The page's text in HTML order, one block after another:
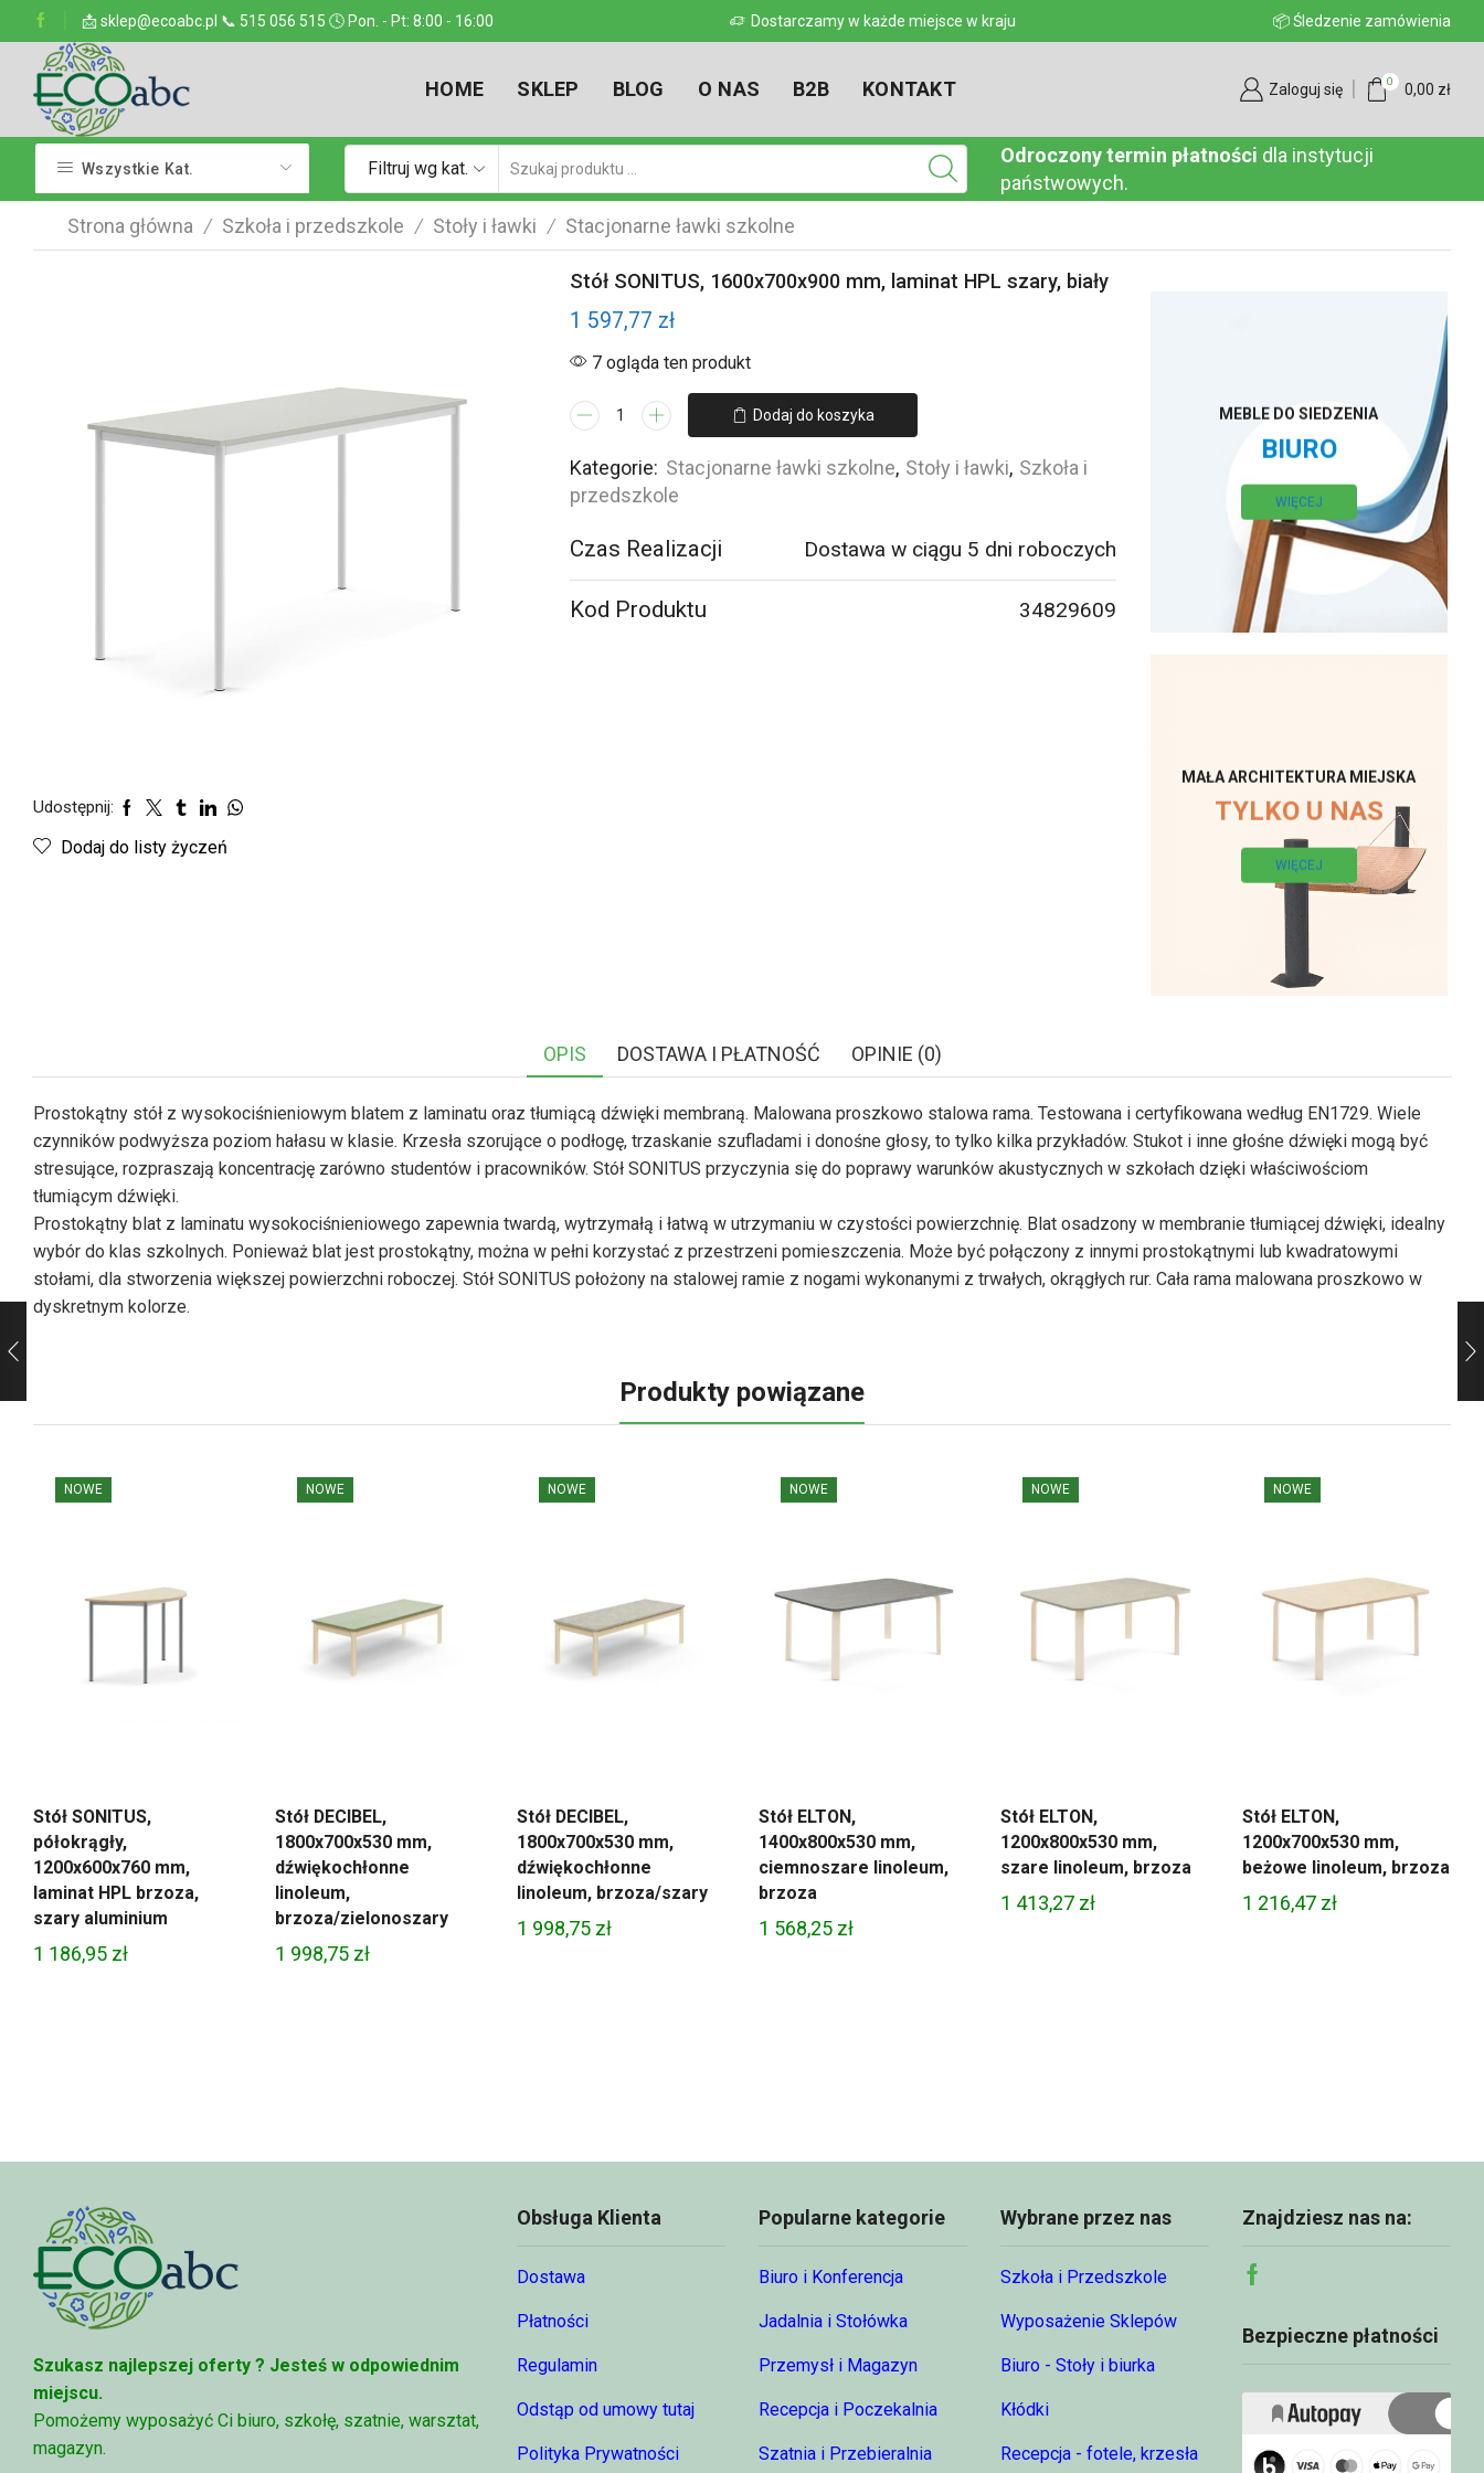
📩 sklep@ecoabc.pl 📞 515 056 515 🕓 Pon. - Pt: 8:00 - 16:00
w kraju Dostarczamy w każde miejsce w kraju Dostarczamy w każde miejsce w kraju 📦 Śledzenie zamówienia
HOME SKLEP BLOG O NAS B2B KONTAKT Zaloguj się 0 0,00 zł
Wszystkie Kat. Filtruj wg kat.
wyszukiwania
Odroczony termin płatności dla instytucji
państwowych.
Strona główna / Szkoła i przedszkole / Stoły i ławki / Stacjonarne ławki szkolne
Udostępnij:
Dodaj do listy życzeń
Stół SONITUS, 1600x700x900 mm, laminat HPL szary, biały
1 597,77 zł
7 ogląda ten produkt
ilość
SONITUS,
1600x700x900
laminat
HPL
szary,
Dodaj do koszyka
Kategorie: Stacjonarne ławki szkolne, Stoły i ławki, Szkoła i
przedszkole
Czas Realizacji Dostawa w ciągu 5 dni roboczych
Kod Produktu 34829609
MEBLE DO SIEDZENIA
BIURO
WIĘCEJ
MAŁA ARCHITEKTURA MIEJSKA
TYLKO U NAS
WIĘCEJ
OPIS DOSTAWA I PŁATNOŚĆ OPINIE (0)
Prostokątny stół z wysokociśnieniowym blatem z laminatu oraz tłumiącą dźwięki membraną. Malowana proszkowo stalowa rama. Testowana i certyfikowana według EN1729. Wiele
czynników podwyższa poziom hałasu w klasie. Krzesła szorujące o podłogę, trzaskanie szufladami i donośne głosy, to tylko kilka przykładów. Stukot i inne głośne dźwięki mogą być
stresujące, rozpraszają koncentrację zarówno studentów i pracowników. Stół SONITUS przyczynia się do poprawy warunków akustycznych w szkołach dzięki właściwościom
tłumiącym dźwięki.
Prostokątny blat z laminatu wysokociśnieniowego zapewnia twardą, wytrzymałą i łatwą w utrzymaniu w czystości powierzchnię. Blat osadzony w membranie tłumiącej dźwięki, idealny
wybór do klas szkolnych. Ponieważ blat jest prostokątny, można w pełni korzystać z przestrzeni pomieszczenia. Może być połączony z innymi prostokątnymi lub kwadratowymi
stołami, dla stworzenia większej powierzchni roboczej. Stół SONITUS położony na stalowej ramie z nogami wykonanymi z trwałych, okrągłych rur. Cała rama malowana proszkowo w
dyskretnym kolorze.
Produkty powiązane
NOWE
Stół SONITUS,
półokrągły,
1200x600x760 mm,
laminat HPL brzoza,
szary aluminium
1 186,95 zł
NOWE
Stół DECIBEL,
1800x700x530 mm,
dźwiękochłonne
linoleum,
brzoza/zielonoszary
1 998,75 zł
NOWE
Stół DECIBEL,
1800x700x530 mm,
dźwiękochłonne
linoleum, brzoza/szary
1 998,75 zł
NOWE
Stół ELTON,
1400x800x530 mm,
ciemnoszare linoleum,
brzoza
1 568,25 zł
NOWE
Stół ELTON,
1200x800x530 mm,
szare linoleum, brzoza
1 413,27 zł
NOWE
Stół ELTON,
1200x700x530 mm,
beżowe linoleum, brzoza
1 216,47 zł
Szukasz najlepszej oferty ? Jesteś w odpowiednim
miejscu.
Pomożemy wyposażyć Ci biuro, szkołę, szatnie, warsztat,
magazyn.
Obsługa Klienta
Dostawa
Płatności
Regulamin
Odstąp od umowy tutaj
Polityka Prywatności
Popularne kategorie
Biuro i Konferencja
Jadalnia i Stołówka
Przemysł i Magazyn
Recepcja i Poczekalnia
Szatnia i Przebieralnia
Wybrane przez nas
Szkoła i Przedszkole
Wyposażenie Sklepów
Biuro - Stoły i biurka
Kłódki
Recepcja - fotele, krzesła
Znajdziesz nas na:
Facebook
Bezpieczne płatności